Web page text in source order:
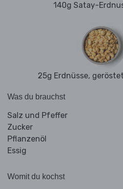
140g Satay-
25g Erdnüsse,
Was du brauchst
Salz und Pfeffer
Zucker
Pflanzenöl
Essig
Womit du kochst